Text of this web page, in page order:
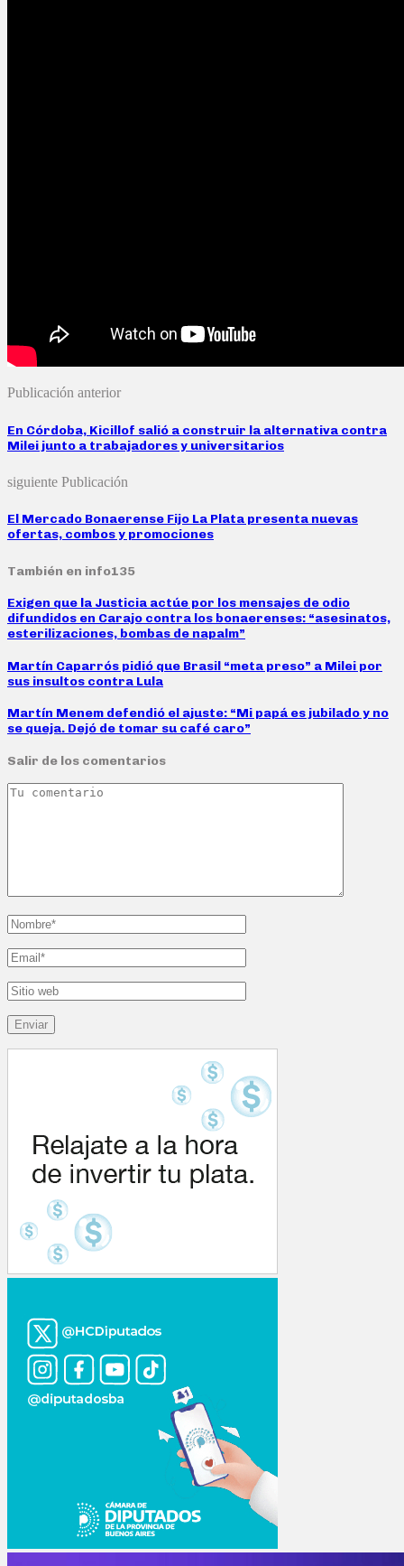
Publicación anterior
En Córdoba, Kicillof salió a construir la alternativa contra
Milei junto a trabajadores y universitarios
siguiente Publicación
El Mercado Bonaerense Fijo La Plata presenta nuevas
ofertas, combos y promociones
También en info135
Exigen que la Justicia actúe por los mensajes de odio
difundidos en Carajo contra los bonaerenses: “asesinatos,
esterilizaciones, bombas de napalm”
Martín Caparrós pidió que Brasil “meta preso” a Milei por
sus insultos contra Lula
Martín Menem defendió el ajuste: “Mi papá es jubilado y no
se queja. Dejó de tomar su café caro”
Salir de los comentarios